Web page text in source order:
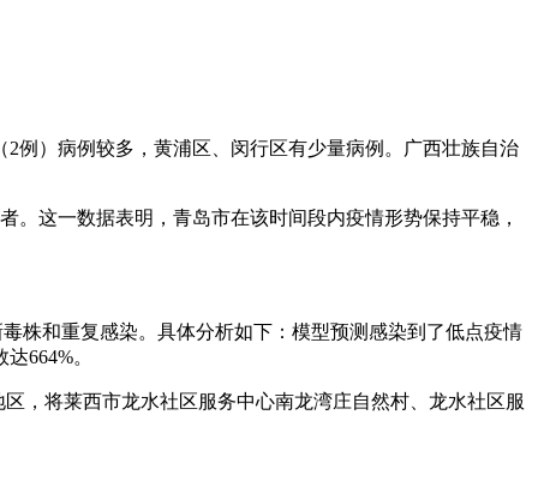
例）病例较多，黄浦区、闵行区有少量病例。广西壮族自治
。这一数据表明，青岛市在该时间段内疫情形势保持平稳，
株和重复感染。具体分析如下：模型预测感染到了低点疫情
664%。
，将莱西市龙水社区服务中心南龙湾庄自然村、龙水社区服